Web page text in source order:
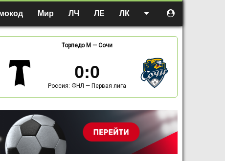
Мир ЛЧ ЛЕ ЛК
Торпедо М — Сочи
0:0
Россия: ФНЛ — Первая лига